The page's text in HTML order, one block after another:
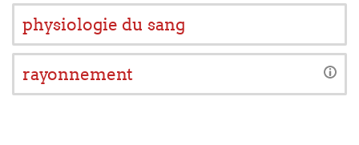
physiologie du sang
rayonnement